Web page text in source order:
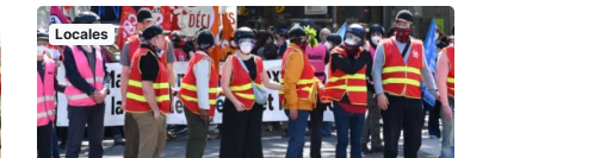
Locales